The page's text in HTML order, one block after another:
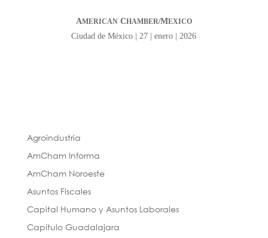
AMERICANCHAMBER/MEXICO
Ciudad de México | 27 | enero | 2026
Agroindustria
AmCham Informa
AmCham Noroeste
Asuntos Fiscales
Capital Humano y Asuntos Laborales
Capítulo Guadalajara